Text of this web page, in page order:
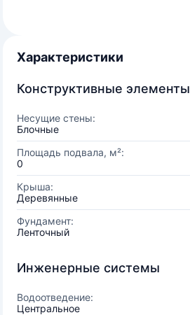
Характеристики
Конструктивные элементы
Несущие стены:
Блочные
Площадь подвала, м²:
0
Крыша:
Деревянные
Фундамент:
Ленточный
Инженерные системы
Водоотведение:
Центральное